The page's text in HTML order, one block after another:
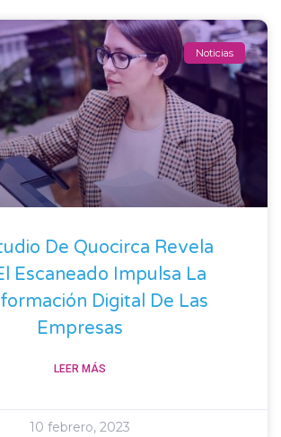
Noticias
De Quocirca Revela
Escaneado Impulsa La
Digital De Las
Empresas
LEER MÁS
10 febrero, 2023